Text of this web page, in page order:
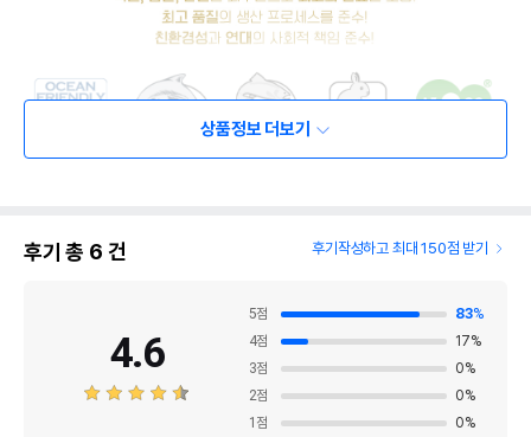
상품정보 더보기
후기 총 6 건 후기작성하고 최대 150점 받기
4.6
5점 83%
4점 17%
3점 0%
2점 0%
1 점 0%